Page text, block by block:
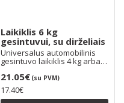
Laikiklis 6 kg
gesintuvui, su dirželiais
Universalus automobilinis
gesintuvo laikiklis 4 kg arba 6
kg, skirtas..
21.05€ (su PVM)
17.40€